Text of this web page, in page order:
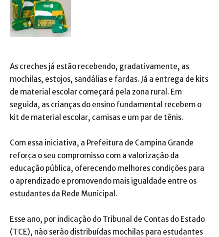
As creches já estão recebendo, gradativamente, as
mochilas, estojos, sandálias e fardas. Já a entrega de kits
de material escolar começará pela zona rural. Em
seguida, as crianças do ensino fundamental recebem o
kit de material escolar, camisas e um par de tênis.
Com essa iniciativa, a Prefeitura de Campina Grande
reforça o seu compromisso com a valorização da
educação pública, oferecendo melhores condições para
o aprendizado e promovendo mais igualdade entre os
estudantes da Rede Municipal.
Esse ano, por indicação do Tribunal de Contas do Estado
(TCE), não serão distribuídas mochilas para estudantes